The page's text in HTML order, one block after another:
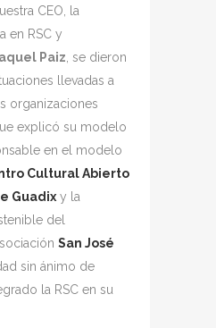
CEO, la
en RSC y
Paiz , se dieron
llevadas a
organizaciones
explicó su modelo
en el modelo
Cultural Abierto
Guadix y la
del
San José
sin ánimo de
la RSC en su